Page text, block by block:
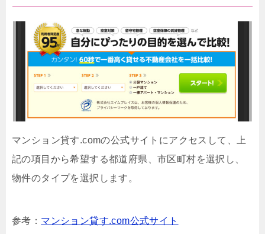
マンション貸す.comの公式サイトにアクセスして、上
記の項目から希望する都道府県、市区町村を選択し、
物件のタイプを選択します。
参考： マンション貸す.com公式サイト